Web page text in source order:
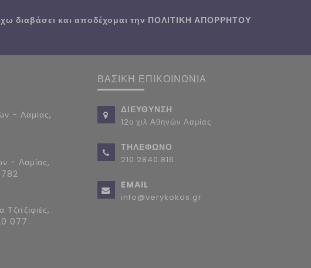
διαβάσει και αποδέχομαι την ΠΟΛΙΤΙΚΗ ΑΠΟΡΡΗΤΟΥ
- Λαμίας,
- Λαμίας,
077
ΒΑΣΙΚΗ ΕΠΙΚΟΙΝΩΝΙΑ
ΔΙΕΥΘΥΝΣΗ
12ο χιλ Αθηνών Λαμίας
ΤΗΛΕΦΩΝΟ
210 2840 816
EMAIL
info@verykokos.gr